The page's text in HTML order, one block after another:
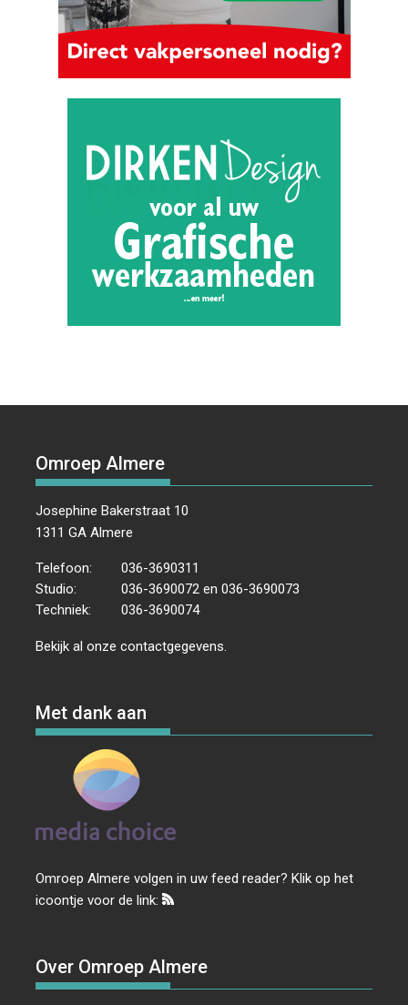
Omroep Almere
Josephine Bakerstraat 10
1311 GA Almere
Telefoon:
036-3690311
Studio:
036-3690072 en 036-3690073
Techniek:
036-3690074
Bekijk al onzecontactgegevens
Met dank aan
Omroep Almere volgen in uw feed reader? Klik op het
icoontje voor de link:
Over Omroep Almere